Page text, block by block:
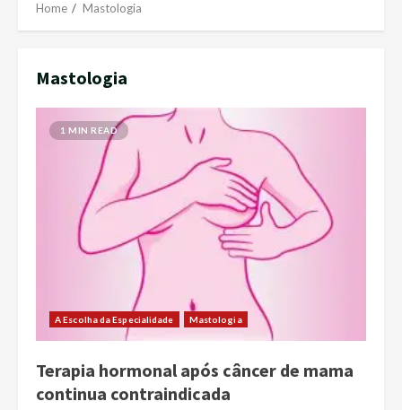
Home Mastologia
Mastologia
1 MIN READ
A Escolha da Especialidade Mastologia
Terapia hormonal após câncer de mama
continua contraindicada